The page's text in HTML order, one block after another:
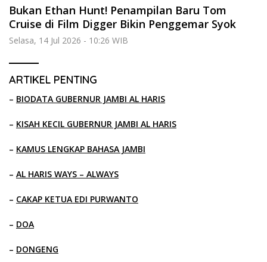
Bukan Ethan Hunt! Penampilan Baru Tom
Cruise di Film Digger Bikin Penggemar Syok
Selasa, 14 Jul 2026 - 10:26 WIB
ARTIKEL PENTING
– BIODATA GUBERNUR JAMBI AL HARIS
– KISAH KECIL GUBERNUR JAMBI AL HARIS
– KAMUS LENGKAP BAHASA JAMBI
– AL HARIS WAYS – ALWAYS
– CAKAP KETUA EDI PURWANTO
– DOA
– DONGENG